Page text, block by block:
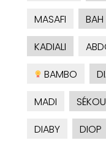
MASAFI
BAH
KADIALI
BAMBO
MADI
SÉKOU
DIABY
DIOP